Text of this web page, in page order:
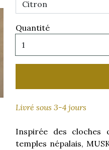
Quantité
Livré sous 3-4 jours
Inspirée des cloches
temples népalais,